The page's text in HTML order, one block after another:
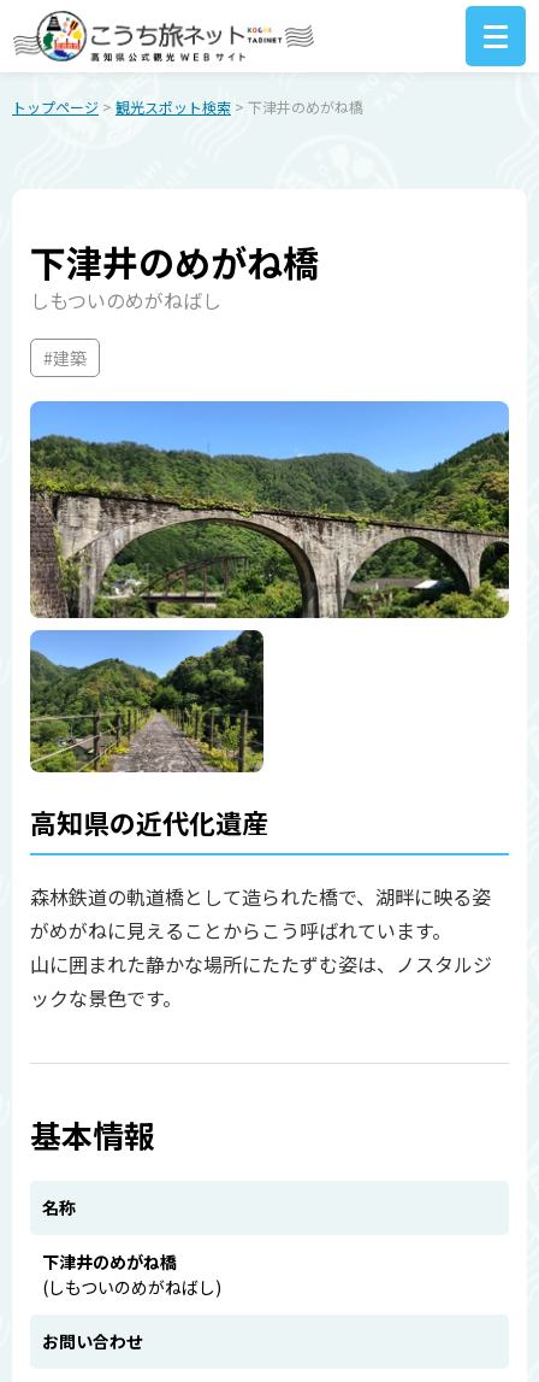
トップページ > 観光スポット検索 > 下津井のめがね橋
下津井のめがね橋
しもついのめがねばし
#建築
高知県の近代化遺産
森林鉄道の軌道橋として造られた橋で、湖畔に映る姿
がめがねに見えることからこう呼ばれています。
山に囲まれた静かな場所にたたずむ姿は、ノスタルジ
ックな景色です。
基本情報
名称
下津井のめがね橋
(しもついのめがねばし)
お問い合わせ